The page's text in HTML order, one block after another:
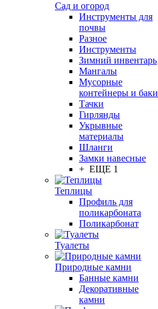
Сад и огород
Инструменты для
почвы
Разное
Инструменты
Зимний инвентарь
Мангалы
Мусорные
контейнеры и баки
Тачки
Гирлянды
Укрывные
материалы
Шланги
Замки навесные
+ ЕЩЕ 1
Теплицы
Профиль для
поликарбоната
Поликарбонат
Туалеты
Природные камни
Банные камни
Декоративные
камни